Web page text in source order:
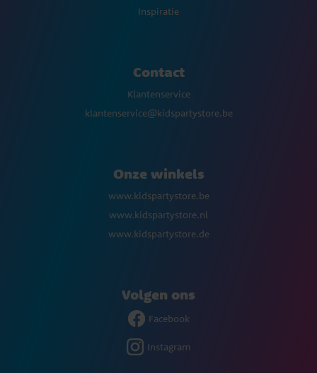
Inspiratie
Contact
Klantenservice
klantenservice@kidspartystore.be
Onze winkels
www.kidspartystore.be
www.kidspartystore.nl
www.kidspartystore.de
Volgen ons
Facebook
Instagram